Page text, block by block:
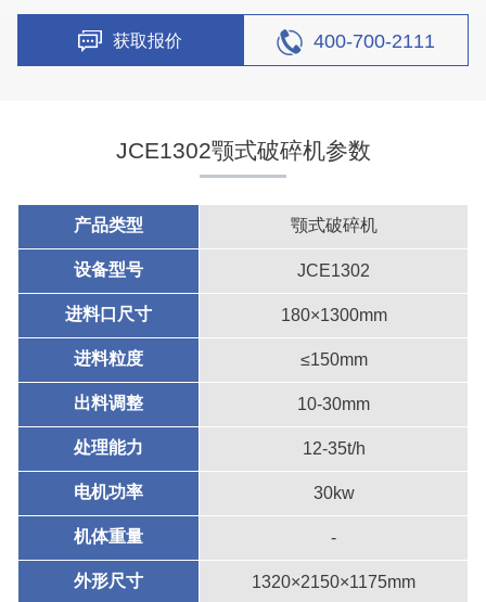
获取报价 400-700-2111
JCE1302颚式破碎机参数
产品类型 颚式破碎机
设备型号 JCE1302
进料口尺寸 180×1300mm
进料粒度 ≤150mm
出料调整 10-30mm
处理能力 12-35t/h
电机功率 30kw
机体重量 -
外形尺寸 1320×2150×1175mm